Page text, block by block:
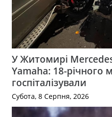
У Житомирі Mercedes
Yamaha: 18-річного
госпіталізували
Субота, 8 Серпня, 2026